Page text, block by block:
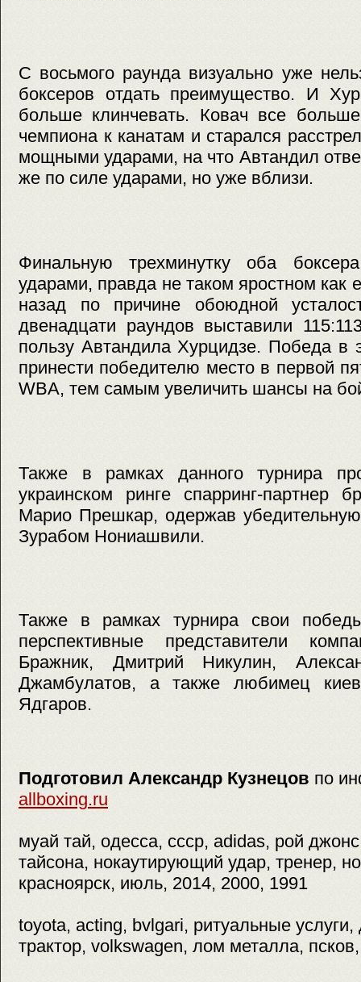
С восьмого раунда визуально уже
боксеров отдать преимущество. И
больше клинчевать. Ковач все
чемпиона к канатам и старался
мощными ударами, на что Автандил
же по силе ударами, но уже вблизи.
Финальную трехминутку оба
ударами, правда не таком яростном как
назад по причине обоюдной
двенадцати раундов выставили
пользу Автандила Хурцидзе. Победа в
принести победителю место в первой
WBA, тем самым увеличить шансы на
Также в рамках данного турнира
украинском ринге спарринг-партнер
Марио Прешкар, одержав
Зурабом Нониашвили.
Также в рамках турнира свои
перспективные представители
Бражник, Дмитрий Никулин,
Джамбулатов, а также любимец
Ядгаров.
Подготовил Александр Кузнецов по
allboxing.ru
муай тай, одесса, ссср, adidas, рой
тайсона, нокаутирующий удар, тренер,
красноярск, июль, 2014, 2000, 1991
toyota, acting, bvlgari, ритуальные услуги,
трактор, volkswagen, лом металла,